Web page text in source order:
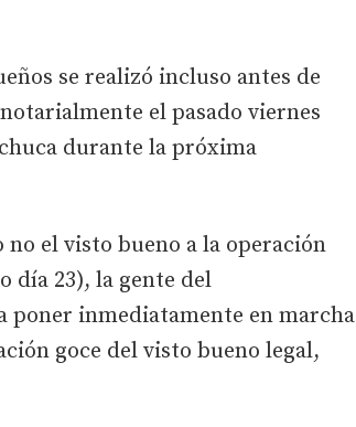
se realizó incluso antes de
el pasado viernes
durante la próxima
no el visto bueno a la operación
día 23), la gente del
poner inmediatamente en marcha
goce del visto bueno legal,